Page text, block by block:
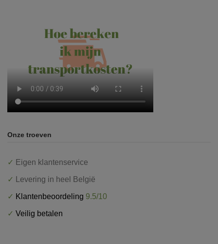
Onze troeven
✓ Eigen klantenservice
✓ Levering in heel België
✓ Klantenbeoordeling 9.5/10
✓ Veilig betalen